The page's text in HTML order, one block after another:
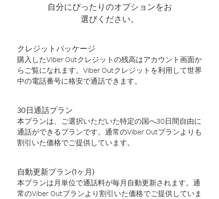
自分にぴったりのオプションをお
選びください。
クレジットパッケージ
購入したViber Outクレジットの残高はアカウント画面か
らご覧になれます。Viber Outクレジットを利用して世界
中の電話番号に格安で通話できます。
30日通話プラン
本プランは、ご選択いただいた特定の国へ30日間自由に
通話ができるプランです。通常のViber Outプランよりも
割引いた価格でご提供しています。
自動更新プラン(1ヶ月)
本プランは月単位で通話料が毎月自動更新されます。通
常のViber Outプランより割引いた価格でご提供していま